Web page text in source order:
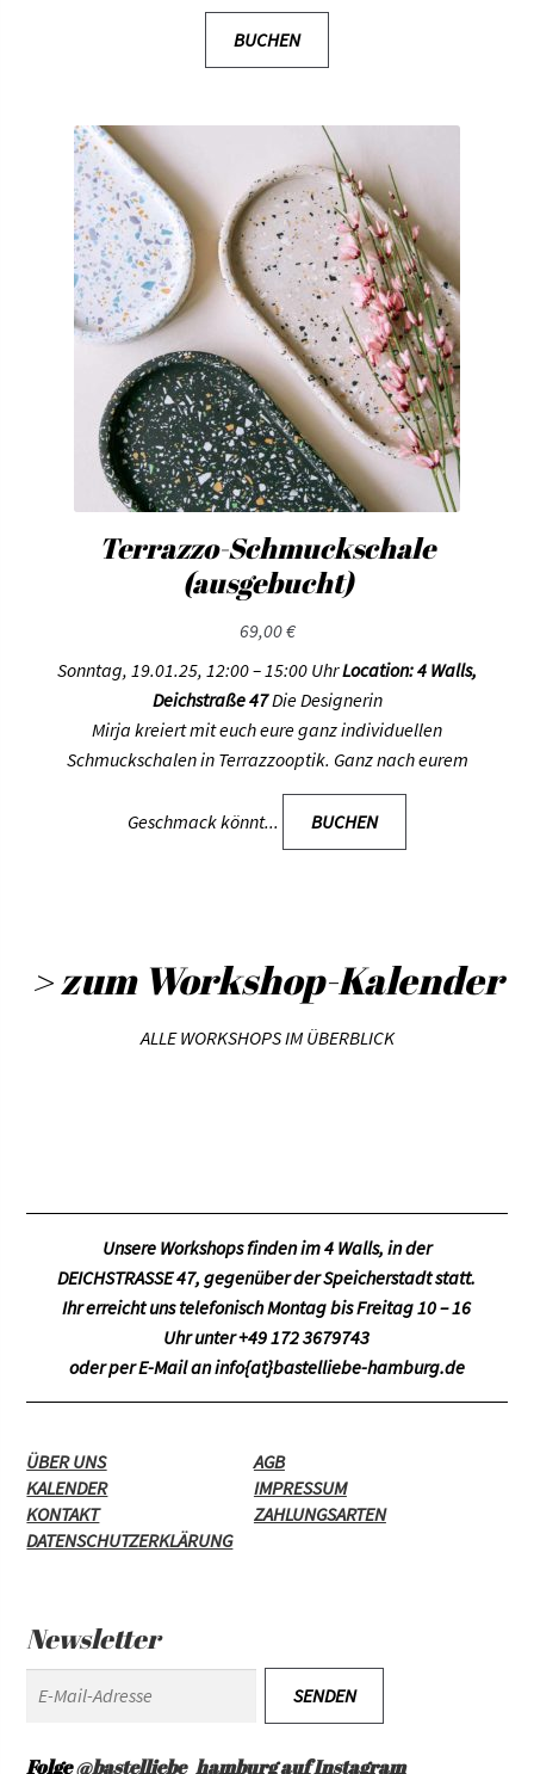
BUCHEN
Terrazzo-Schmuckschale
(ausgebucht)
69,00€
Sonntag, 19.01.25, 12:00 – 15:00 UhrLocation: 4 Walls,
Deichstraße 47Die Designerin
Mirja kreiert mit euch eure ganz individuellen
Schmuckschalen in Terrazzooptik. Ganz nach eurem
Geschmack könnt... BUCHEN
> zum Workshop-Kalender
ALLE WORKSHOPS IM ÜBERBLICK
Unsere Workshops finden im4 Walls, in der
DEICHSTRASSE 47, gegenüber der Speicherstadt statt.
Ihr erreicht uns telefonisch Montag bis Freitag 10 – 16
Uhr unter +49 172 3679743
oder per E-Mail aninfo{at}bastelliebe-hamburg.de
ÜBER UNS
KALENDER
KONTAKT
DATENSCHUTZERKLÄRUNG
AGB
IMPRESSUM
ZAHLUNGSARTEN
Newsletter
Folge@bastelliebe_hamburg auf Instagram